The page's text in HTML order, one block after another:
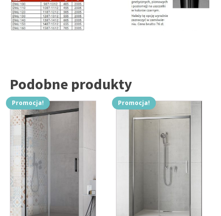
Podobne produkty
Promocja! Promocja!